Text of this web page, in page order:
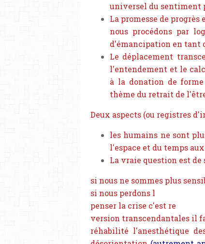
universel du sentiment
La promesse de
nous procédons par
d'émancipation en tant
Le déplacement
l'entendement et le
à la donation de
thème du retrait de
Deux aspects (ou registres
les humains ne sont
l'espace et du temps
La vraie question est
si nous ne sommes plus
si nous perdons l
penser la crise c'est re
version transcendantales il
réhabilité l'anesthétique